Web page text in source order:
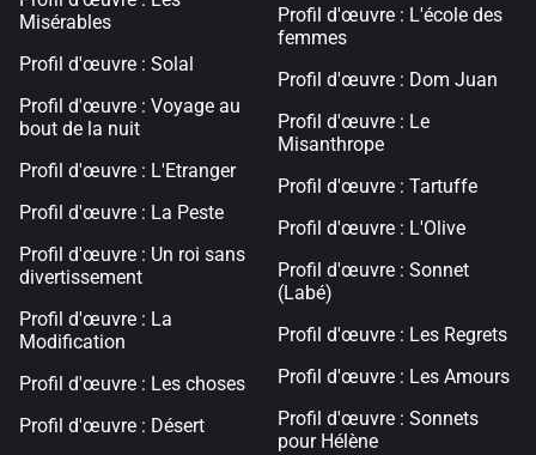
Misérables
Profil d'œuvre : Solal
Profil d'œuvre : Voyage au
bout de la nuit
Profil d'œuvre : L'Etranger
Profil d'œuvre : La Peste
Profil d'œuvre : Un roi sans
divertissement
Profil d'œuvre : La
Modification
Profil d'œuvre : Les choses
Profil d'œuvre : Désert
Profil d'œuvre : L'école des
femmes
Profil d'œuvre : Dom Juan
Profil d'œuvre : Le
Misanthrope
Profil d'œuvre : Tartuffe
Profil d'œuvre : L'Olive
Profil d'œuvre : Sonnet
(Labé)
Profil d'œuvre : Les Regrets
Profil d'œuvre : Les Amours
Profil d'œuvre : Sonnets
pour Hélène